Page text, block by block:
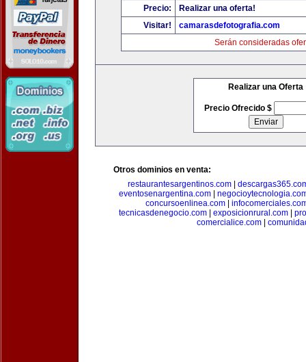
Precio:
Realizar una oferta!
Visitar!
camarasdefotografia.com
Serán consideradas
Realizar una Oferta
Precio Ofrecido $
Otros dominios en venta:
restaurantesargentinos.com
eventosenargentina.com
concursoenlinea.com|
tecnicasdenegocio.com
exposicionrural.com
comercialice.com|